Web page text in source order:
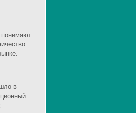
понимают
в